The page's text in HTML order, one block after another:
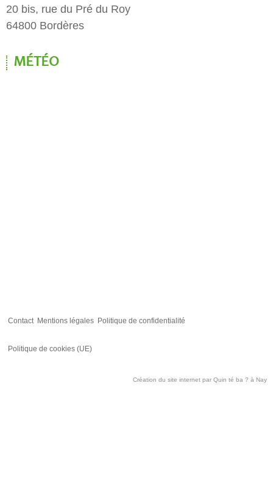
20 bis, rue du Pré du Roy
64800 Bordères
MÉTÉO
Contact Mentions légales Politique de confidentialité
Politique de cookies (UE)
Création du site internet par Quin té ba ? à Nay